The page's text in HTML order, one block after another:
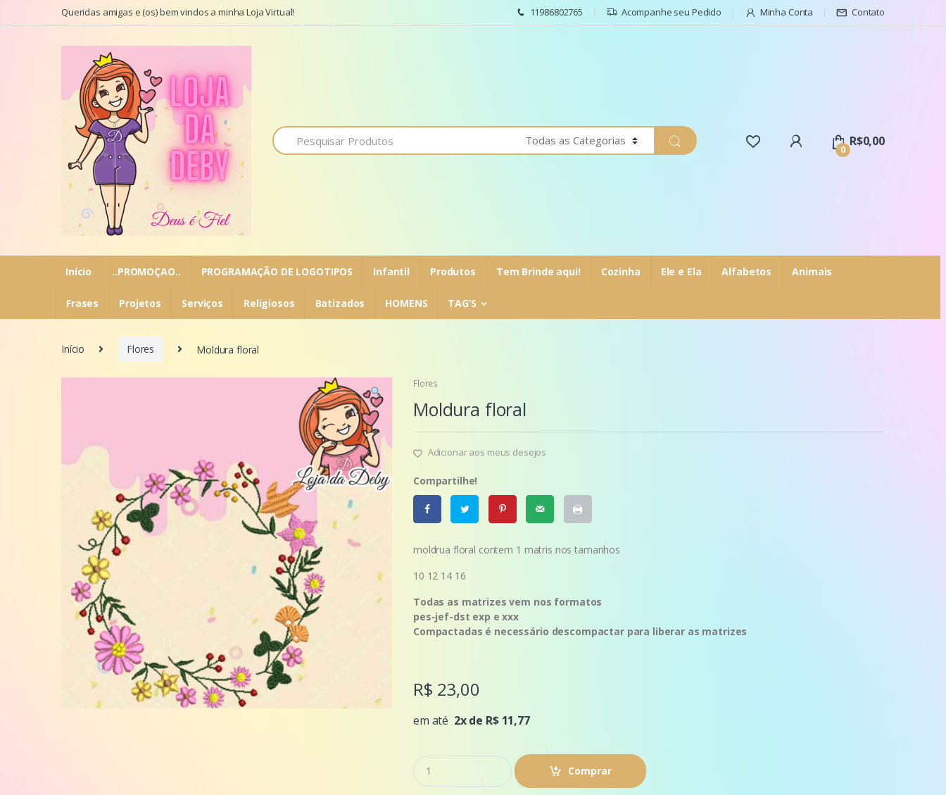
Ir para a navegação
Ir para o conteúdoQueridas amigas e (os) bem vindos a minha Loja Virtual! 11986802765 Acompanhe seu Pedido Minha Conta Contato
P
r
r
:
0
R$0,00
Início ..PROMOÇAO.. PROGRAMAÇÃO DE LOGOTIPOS Infantil Produtos Tem Brinde aqui! Cozinha Ele e Ela Alfabetos Animais
Frases Projetos Serviços Religiosos Batizados HOMENS TAG’S
Início Flores Moldura floral
Flores
Moldura floral
Adicionar aos meus desejos
Compartilhe!
moldrua floral contem 1 matris nos tamanhos
10 12 14 16
Todas as matrizes vem nos formatos
pes-jef-dst exp e xxx
Compactadas é necessário descompactar para liberar as matrizes
R$ 23,00
em até 2x de R$ 11,77
Q
u
Comprar